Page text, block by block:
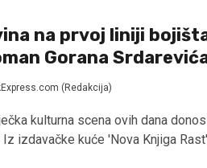
na prvoj liniji
Gorana
(Redakcija)
kulturna scena ovih dana
izdavačke kuće 'Nova Knjiga Rast'